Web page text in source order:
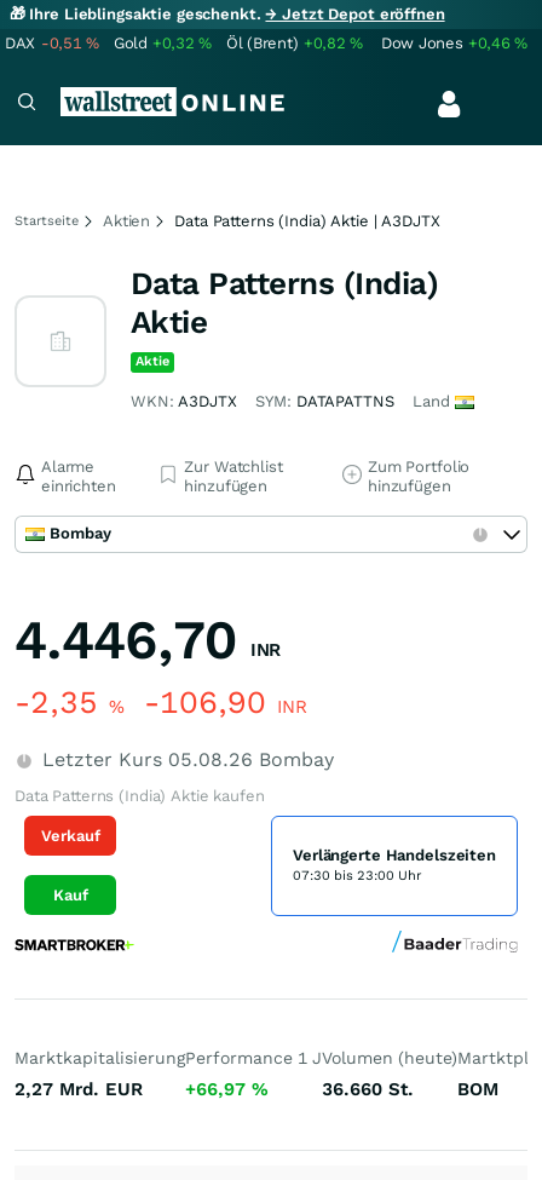
🎁 Ihre Lieblingsaktie geschenkt.→ Jetzt Depot eröffnen
DAX -0,51% Gold +0,32% Öl (Brent) +0,82% Dow Jones +0,46%
Startseite Aktien Data Patterns (India) Aktie | A3DJTX
Data Patterns (India)
Aktie
Aktie
WKN:A3DJTX SYM: DATAPATTNS Land
Alarme
einrichten
Zur Watchlist
hinzufügen
Zum Portfolio
hinzufügen
Bombay
4.446,70 INR
-2,35 % -106,90 INR
Letzter Kurs 05.08.26 Bombay
Data Patterns (India) Aktie kaufen
Verkauf
Kauf
Verlängerte Handelszeiten
07:30 bis 23:00 Uhr
Marktkapitalisierung
2,27 Mrd. EUR
Performance 1 J
+66,97 %
Volumen (heute)
36.660 St. BOM